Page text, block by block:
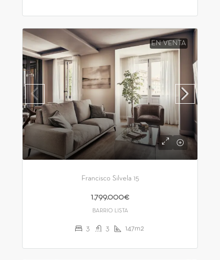
EN VENTA
Francisco Silvela 15
1.799.000€
BARRIO LISTA
3 3 147m2